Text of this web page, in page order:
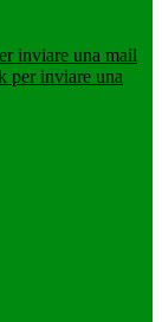
inviare una mail
per inviare una